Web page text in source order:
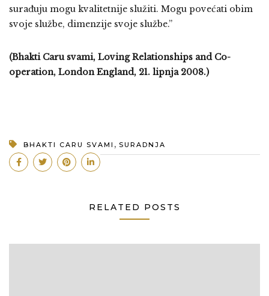
surađuju mogu kvalitetnije služiti. Mogu povećati obim
svoje službe, dimenzije svoje službe.”
(Bhakti Caru svami, Loving Relationships and Co-
operation, London England, 21. lipnja 2008.)
BHAKTI CARU SVAMI , SURADNJA
RELATED POSTS